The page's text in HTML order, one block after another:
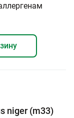
niger (m33)